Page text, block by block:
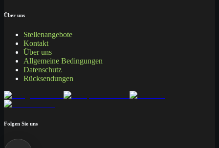
Über uns
Stellenangebote
Kontakt
Über uns
Allgemeine Bedingungen
Datenschutz
Rücksendungen
Folgen Sie uns